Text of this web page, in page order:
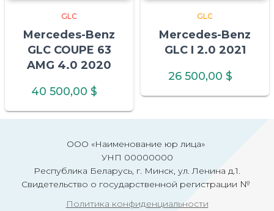
GLC
Mercedes-Benz
GLC COUPE 63
AMG 4.0 2020
40 500,00 $
GLC
Mercedes-Benz
GLC I 2.0 2021
26 500,00 $
ООО «Наименование юр лица»
УНП 00000000
Республика Беларусь, г. Минск, ул. Ленина д.1.
Свидетельство о государственной регистрации №
Политика конфиденциальности